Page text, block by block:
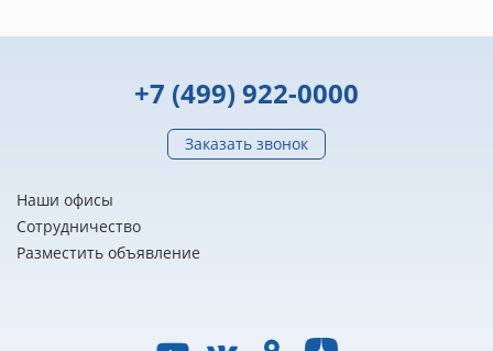
+7 (499) 922-0000
Заказать звонок
Наши офисы
Сотрудничество
Разместить объявление